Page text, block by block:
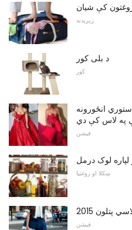
کې شیان
زېږېدنه
د بلی کور
کور
انځورونه
په لاس کې دي
فیشن
لپاره لوک درمل
ښکلا او روغتیا
پتلون 2015
فیشن